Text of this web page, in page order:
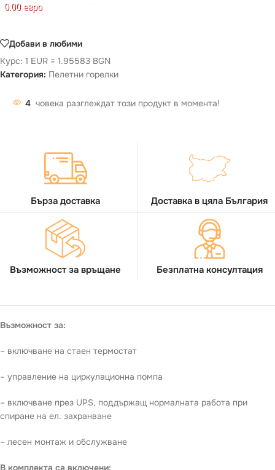
0.00 евро
Добави в любими
Курс: 1 EUR = 1.95583 BGN
Категория: Пелетни горелки
4 човека разглеждат този продукт в момента!
Бърза доставка Доставка в цяла България
Възможност за връщане Безплатна консултация
Възможност за:
– включване на стаен термостат
– управление на циркулационна помпа
– включване през UPS, поддържащ нормалната работа при
спиране на ел. захранване
– лесен монтаж и обслужване
В комплекта са включени: